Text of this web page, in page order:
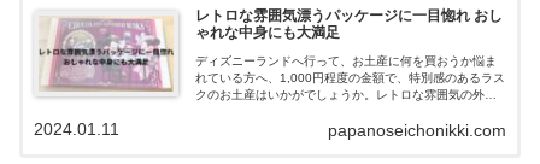
レトロな雰囲気漂うパッケージに一目惚れ おし
ゃれな中身にも大満足
ディズニーランドへ行って、お土産に何を買おうか悩ま
れている方へ、1,000円程度の金額で、特別感のあるラス
クのお土産はいかがでしょうか。レトロな雰囲気の外
papanoseichonikki.com
2024.01.11